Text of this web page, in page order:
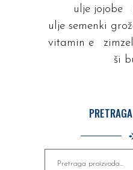
ulje jojobe
ulje semenki
vitamin e
ši